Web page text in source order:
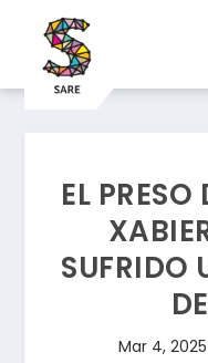
EL
SUFRIDO
Mar 4, 2025